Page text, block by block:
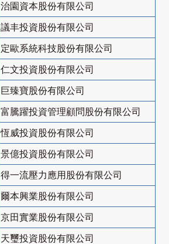
治園資本股份有限公司
議丰投資股份有限公司
定歐系統科技股份有限公司
仁文投資股份有限公司
巨臻寶股份有限公司
富騰躍投資管理顧問股份有限公司
恆威投資股份有限公司
景億投資股份有限公司
得一流壓力應用股份有限公司
爾本興業股份有限公司
京田實業股份有限公司
天璽投資股份有限公司